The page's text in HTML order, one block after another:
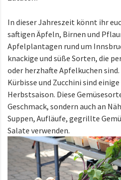
In dieser Jahreszeit könnt ihr
saftigen Äpfeln, Birnen und
Apfelplantagen rund um
knackige und süße Sorten, die
oder herzhafte Apfelkuchen
Kürbisse und Zucchini sind
Herbstsaison. Diese
Geschmack, sondern auch an
Suppen, Aufläufe, gegrillte
Salate verwenden.